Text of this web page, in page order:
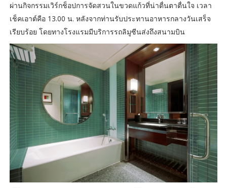
ผ่านกิจกรรมเวิร์กช็อปการจัดสวนในขวดแก้วที่น่าตื่นตาตื่นใจ เวลา
เช็คเอาต์คือ 13.00 น. หลังจากท่านรับประทานอาหารกลางวันเสร็จ
เรียบร้อย โดยทางโรงแรมมีบริการรถลิมูซีนส่งถึงสนามบิน